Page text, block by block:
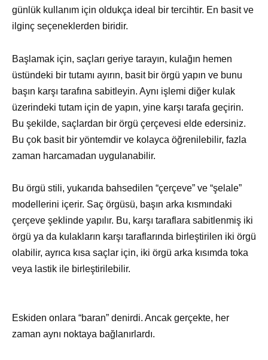
günlük kullanım için oldukça ideal bir tercihtir. En basit ve
ilginç seçeneklerden biridir.
Başlamak için, saçları geriye tarayın, kulağın hemen
üstündeki bir tutamı ayırın, basit bir örgü yapın ve bunu
başın karşı tarafına sabitleyin. Aynı işlemi diğer kulak
üzerindeki tutam için de yapın, yine karşı tarafa geçirin.
Bu şekilde, saçlardan bir örgü çerçevesi elde edersiniz.
Bu çok basit bir yöntemdir ve kolayca öğrenilebilir, fazla
zaman harcamadan uygulanabilir.
Bu örgü stili, yukarıda bahsedilen “çerçeve” ve “şelale”
modellerini içerir. Saç örgüsü, başın arka kısmındaki
çerçeve şeklinde yapılır. Bu, karşı taraflara sabitlenmiş iki
örgü ya da kulakların karşı taraflarında birleştirilen iki örgü
olabilir, ayrıca kısa saçlar için, iki örgü arka kısımda toka
veya lastik ile birleştirilebilir.
Eskiden onlara “baran” denirdi. Ancak gerçekte, her
zaman aynı noktaya bağlanırlardı.